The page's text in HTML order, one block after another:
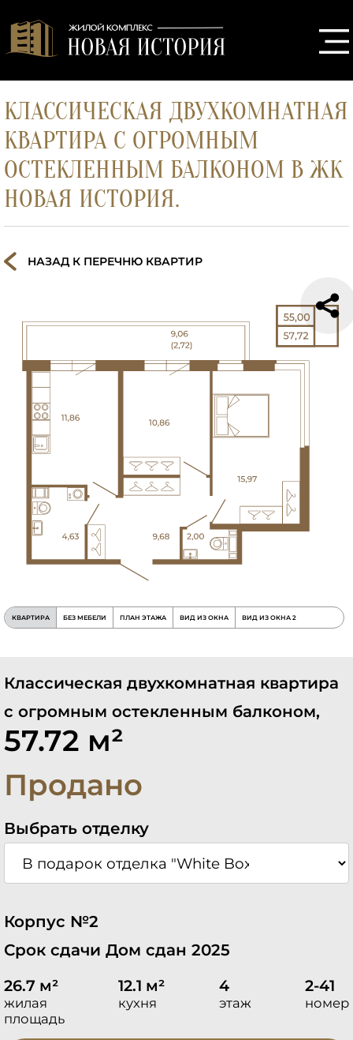
КЛАССИЧЕСКАЯ ДВУХКОМНАТНАЯ
КВАРТИРА С ОГРОМНЫМ
ОСТЕКЛЕННЫМ БАЛКОНОМ В ЖК
НОВАЯ ИСТОРИЯ.
Классическая двухкомнатная квартира
с огромным остекленным балконом,
57.72 м²
Продано
Выбрать отделку
Корпус №2
Срок сдачи Дом сдан 2025
26.7 м²
жилая
площадь
12.1 м²
кухня
4
этаж
2-41
номер
НАЗАД К ПЕРЕЧНЮ КВАРТИР
КВАРТИРА БЕЗ МЕБЕЛИ ПЛАН ЭТАЖА ВИД ИЗ ОКНА ВИД ИЗ ОКНА 2